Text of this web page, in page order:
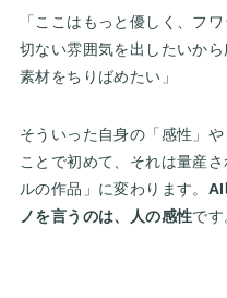
「ここはもっと優しく、フ
切ない雰囲気を出したいか
素材をちりばめたい」
そういった自身の「感性」
ことで初めて、それは量産
ルの作品」に変わります。 AI
ノを言うのは、人の感性です